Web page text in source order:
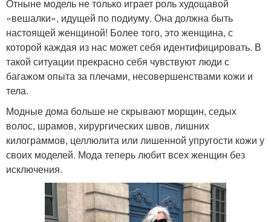
Отныне модель не только играет роль худощавой
«вешалки», идущей по подиуму. Она должна быть
настоящей женщиной! Более того, это женщина, с
которой каждая из нас может себя идентифицировать. В
такой ситуации прекрасно себя чувствуют люди с
багажом опыта за плечами, несовершенствами кожи и
тела.
Модные дома больше не скрывают морщин, седых
волос, шрамов, хирургических швов, лишних
килограммов, целлюлита или лишенной упругости кожи у
своих моделей. Мода теперь любит всех женщин без
исключения.